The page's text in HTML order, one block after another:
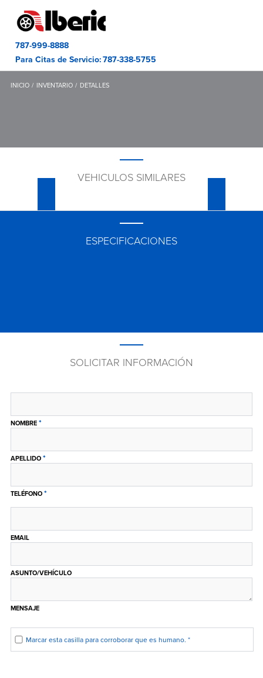
787-999-8888
Para Citas de Servicio:787-338-5755
INICIO INVENTARIO DETALLES
VEHICULOS SIMILARES
ESPECIFICACIONES
SOLICITAR INFORMACIÓN
NOMBRE *
APELLIDO *
TELÉFONO *
EMAIL
ASUNTO/VEHÍCULO
MENSAJE
Marcar esta casilla para corroborar que es humano. *